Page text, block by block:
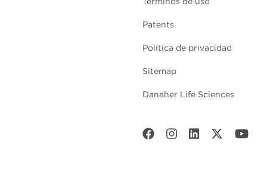
Patents
Política de privacidad
Sitemap
Danaher Life Sciences